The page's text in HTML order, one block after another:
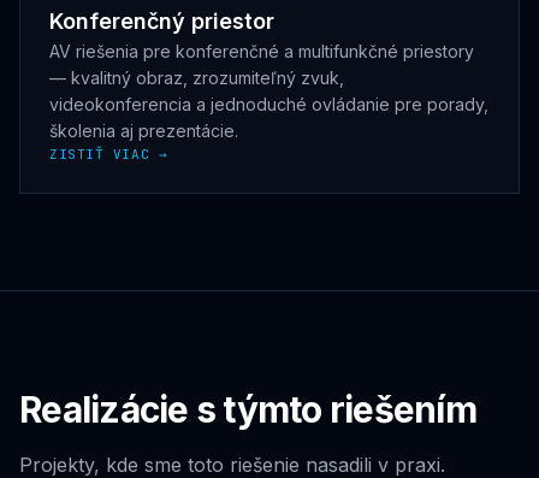
Konferenčný priestor
AV riešenia pre konferenčné a multifunkčné priestory
— kvalitný obraz, zrozumiteľný zvuk,
videokonferencia a jednoduché ovládanie pre porady,
školenia aj prezentácie.
ZISTIŤ VIAC →
Realizácie s týmto riešením
Projekty, kde sme toto riešenie nasadili v praxi.